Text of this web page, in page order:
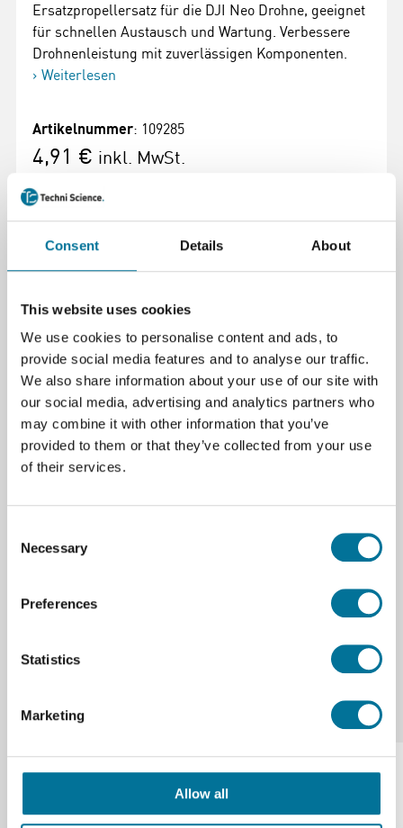
Consent Details About
This website uses cookies
We use cookies to personalise content and ads, to
provide social media features and to analyse our traffic.
We also share information about your use of our site with
our social media, advertising and analytics partners who
may combine it with other information that you’ve
provided to them or that they’ve collected from your use
of their services.
Selection
Necessary
Preferences
Statistics
Marketing
Allow all
Ersatzpropellersatz für die DJI Neo Drohne, geeignet
für schnellen Austausch und Wartung. Verbessere
Drohnenleistung mit zuverlässigen Komponenten.
Weiterlesen
Artikelnummer: 109285
4,91 € inkl. MwSt.
Seite drucken
Beschreibung
Ersatzpropeller-Satz für die DJI Neo Drohne.
Spezifikationen